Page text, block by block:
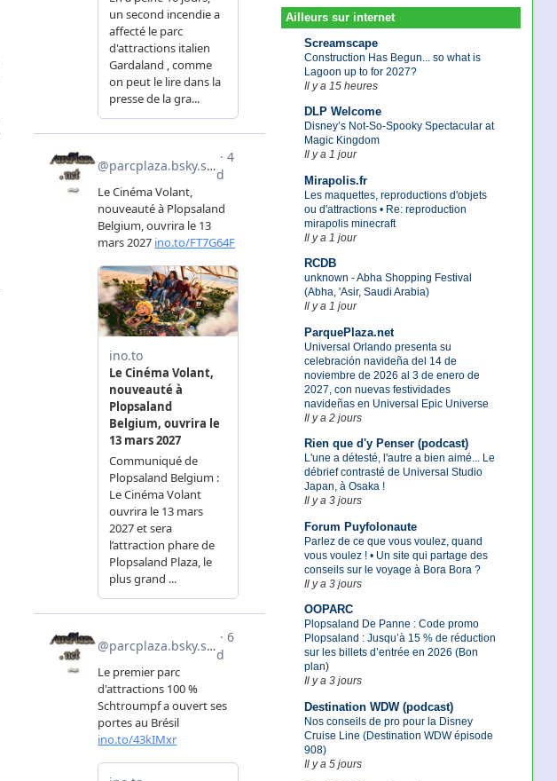
Ailleurs sur internet
Screamscape
Construction Has Begun... so what is
Lagoon up to for 2027?
Il y a 15 heures
DLP Welcome
Disney’s Not-So-Spooky Spectacular at
Magic Kingdom
Il y a 1 jour
Mirapolis.fr
Les maquettes, reproductions d'objets
ou d'attractions • Re: reproduction
mirapolis minecraft
Il y a 1 jour
RCDB
unknown - Abha Shopping Festival
(Abha, 'Asir, Saudi Arabia)
Il y a 1 jour
ParquePlaza.net
Universal Orlando presenta su
celebración navideña del 14 de
noviembre de 2026 al 3 de enero de
2027, con nuevas festividades
navideñas en Universal Epic Universe
Il y a 2 jours
Rien que d'y Penser (podcast)
L'une a détesté, l'autre a bien aimé... Le
débrief contrasté de Universal Studio
Japan, à Osaka !
Il y a 3 jours
Forum Puyfolonaute
Parlez de ce que vous voulez, quand
vous voulez ! • Un site qui partage des
conseils sur le voyage à Bora Bora ?
Il y a 3 jours
OOPARC
Plopsaland De Panne : Code promo
Plopsaland : Jusqu’à 15 % de réduction
sur les billets d’entrée en 2026 (Bon
plan)
Il y a 3 jours
Destination WDW (podcast)
Nos conseils de pro pour la Disney
Cruise Line (Destination WDW épisode
908)
Il y a 5 jours